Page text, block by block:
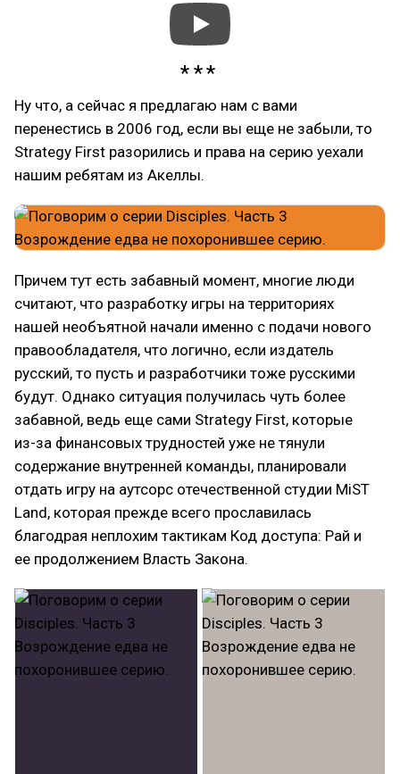
Ну что, а сейчас я предлагаю нам с вами
перенестись в 2006 год, если вы еще не забыли, то
Strategy First разорились и права на серию уехали
нашим ребятам из Акеллы.
Причем тут есть забавный момент, многие люди
считают, что разработку игры на территориях
нашей необъятной начали именно с подачи нового
правообладателя, что логично, если издатель
русский, то пусть и разработчики тоже русскими
будут. Однако ситуация получилась чуть более
забавной, ведь еще сами Strategy First, которые
из-за финансовых трудностей уже не тянули
содержание внутренней команды, планировали
отдать игру на аутсорс отечественной студии MiST
Land, которая прежде всего прославилась
благодрая неплохим тактикам Код доступа: Рай и
ее продолжением Власть Закона.